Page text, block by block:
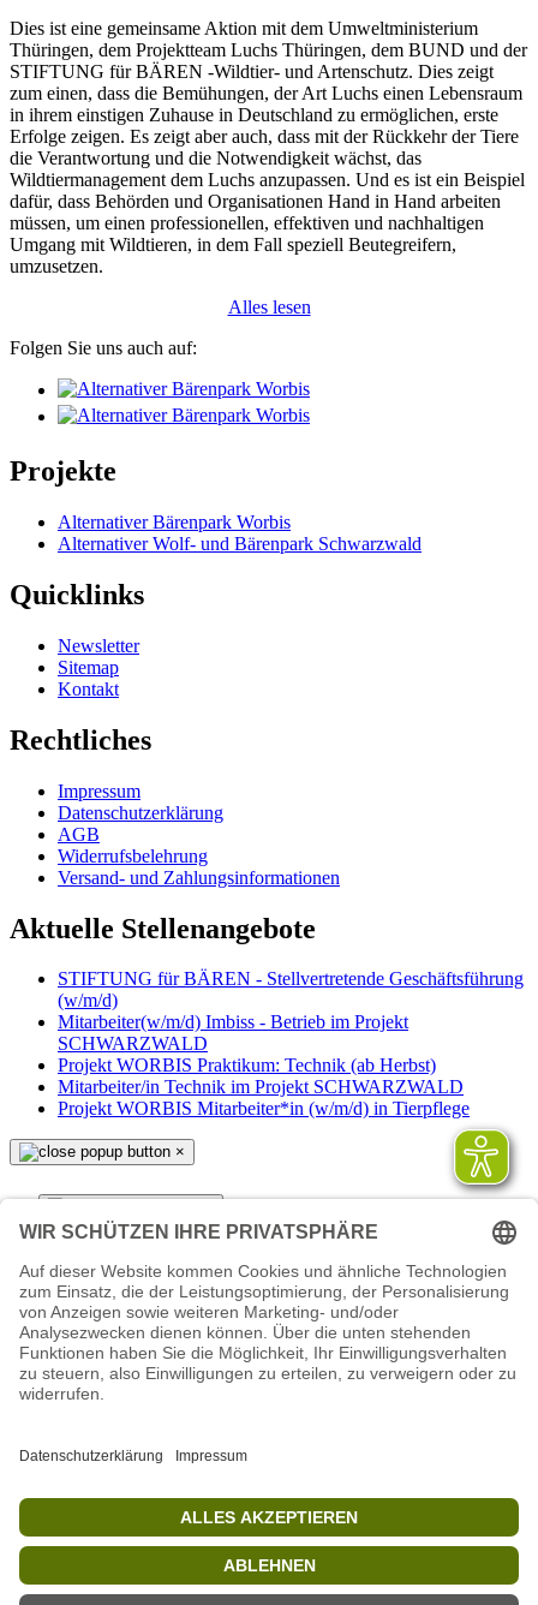
Dies ist eine gemeinsame Aktion mit dem Umweltministerium
Thüringen, dem Projektteam Luchs Thüringen, dem BUND und der
STIFTUNG für BÄREN -Wildtier- und Artenschutz. Dies zeigt
zum einen, dass die Bemühungen, der Art Luchs einen Lebensraum
in ihrem einstigen Zuhause in Deutschland zu ermöglichen, erste
Erfolge zeigen. Es zeigt aber auch, dass mit der Rückkehr der Tiere
die Verantwortung und die Notwendigkeit wächst, das
Wildtiermanagement dem Luchs anzupassen. Und es ist ein Beispiel
dafür, dass Behörden und Organisationen Hand in Hand arbeiten
müssen, um einen professionellen, effektiven und nachhaltigen
Umgang mit Wildtieren, in dem Fall speziell Beutegreifern,
umzusetzen.
Alles lesen
Folgen Sie uns auch auf:
Projekte
Alternativer Bärenpark Worbis
Alternativer Wolf- und Bärenpark Schwarzwald
Quicklinks
Newsletter
Sitemap
Kontakt
Rechtliches
Impressum
Datenschutzerklärung
AGB
Widerrufsbelehrung
Versand- und Zahlungsinformationen
Aktuelle Stellenangebote
STIFTUNG für BÄREN - Stellvertretende Geschäftsführung
(w/m/d)
Mitarbeiter(w/m/d) Imbiss - Betrieb im Projekt
SCHWARZWALD
Projekt WORBIS Praktikum: Technik (ab Herbst)
Mitarbeiter/in Technik im Projekt SCHWARZWALD
Projekt WORBIS Mitarbeiter*in (w/m/d) in Tierpflege
×
Suche
Suchen